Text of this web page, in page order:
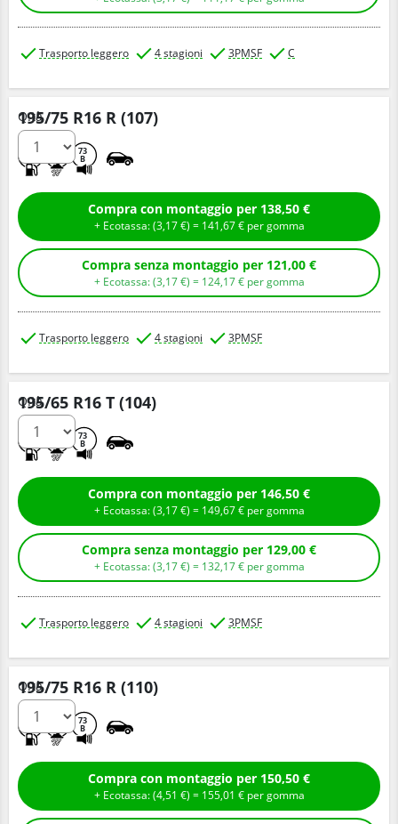
Trasporto leggero 4 stagioni 3PMSF C
195/75 R16 R (107)
73
B
Q.tà
Compra con montaggio per 138,50 €
+ Ecotassa: (3,17€ ) = 141,67€ per gomma
Compra senza montaggio per 121,00 €
+ Ecotassa: (3,17€ ) = 124,17€ per gomma
Trasporto leggero 4 stagioni 3PMSF
195/65 R16 T (104)
73
B
Q.tà
Compra con montaggio per 146,50 €
+ Ecotassa: (3,17€ ) = 149,67€ per gomma
Compra senza montaggio per 129,00 €
+ Ecotassa: (3,17€ ) = 132,17€ per gomma
Trasporto leggero 4 stagioni 3PMSF
195/75 R16 R (110)
73
B
Q.tà
Compra con montaggio per 150,50 €
+ Ecotassa: (4,51 € ) = 155,01 € per gomma